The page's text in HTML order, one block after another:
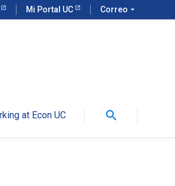
Mi Portal UC Correo arrow_drop_down
at Econ UC search